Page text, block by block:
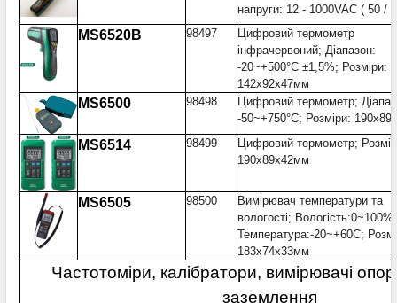
напруги: 12 - 1000VAC ( 50 /
MS6520B 98497
Цифровий термометр
інфрачервоний; Діапазон:
-20~+500°С ±1,5%; Розміри:
142x92x47мм
MS6500 98498
Цифровий термометр;
-50~+750°С; Розміри:
MS6514 98499
Цифровий термометр;
190x89x42мм
MS6505 98500
Вимірювач температури та
вологості;
Температура:-20~+60С;
183x74x33мм
Частотоміри, калібратори, вимірювачі
заземлення